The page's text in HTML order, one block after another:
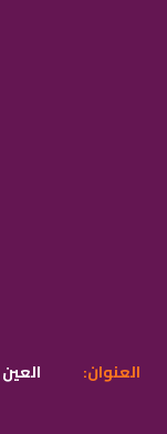
34 - العين :العنوان